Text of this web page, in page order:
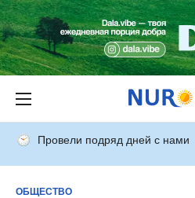
Провели подряд дней с нами
ОБЩЕСТВО